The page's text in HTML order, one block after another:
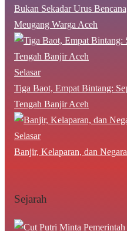
Bukan Sekadar Urus
Meugang Warga Aceh
Selasar
Tiga Baot, Empat Bintang:
Tengah Banjir Aceh
Selasar
Banjir, Kelaparan, dan
Sejarah